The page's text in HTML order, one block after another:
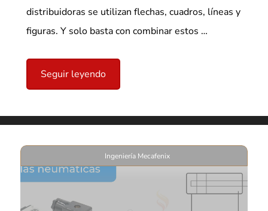
distribuidoras se utilizan flechas, cuadros, líneas y
figuras. Y solo basta con combinar estos …
Seguir leyendo
Ingeniería Mecafenix